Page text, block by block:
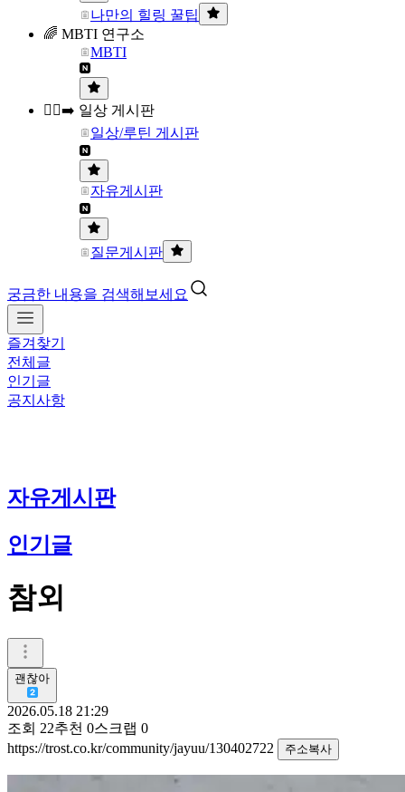
나만의 힐링 꿀팁
🌈 MBTI 연구소
MBTI
🏃‍♀️‍➡️ 일상 게시판
일상/루틴 게시판
자유게시판
질문게시판
궁금한 내용을 검색해보세요
즐겨찾기
전체글
인기글
공지사항
자유게시판
인기글
참외
괜찮아
2026.05.18 21:29
조회 22추천 0스크랩 0
https://trost.co.kr/community/jayuu/130402722
주소복사